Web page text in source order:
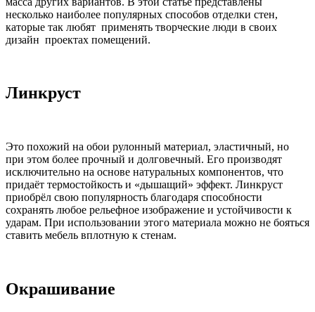
несколько наиболее популярных способов отделки стен,
каторые так любят применять творческие люди в своих
дизайн проектах помещений.
Линкруст
Это похожий на обои рулонный материал, эластичный, но
при этом более прочный и долговечный. Его производят
исключительно на основе натуральных компонентов, что
придаёт термостойкость и «дышащий» эффект. Линкруст
приобрёл свою популярность благодаря способности
сохранять любое рельефное изображение и устойчивости к
ударам. При использовании этого материала можно не бояться
ставить мебель вплотную к стенам.
Окрашивание